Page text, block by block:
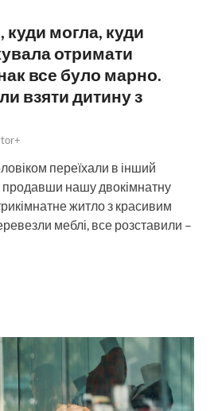
куди могла, куди
отримати
все було марно.
взяти дитину з
переїхали в інший
продавши нашу двокімнатну
житло з красивим
меблі, все розставили –